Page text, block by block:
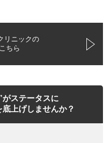
リニックの
ちら
がステータスに
上げしませんか？